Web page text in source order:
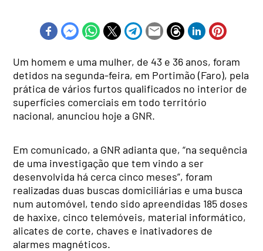
Um homem e uma mulher, de 43 e 36 anos, foram
detidos na segunda-feira, em Portimão (Faro), pela
prática de vários furtos qualificados no interior de
superfícies comerciais em todo território
nacional, anunciou hoje a GNR.
Em comunicado, a GNR adianta que, “na sequência
de uma investigação que tem vindo a ser
desenvolvida há cerca cinco meses”, foram
realizadas duas buscas domiciliárias e uma busca
num automóvel, tendo sido apreendidas 185 doses
de haxixe, cinco telemóveis, material informático,
alicates de corte, chaves e inativadores de
alarmes magnéticos.